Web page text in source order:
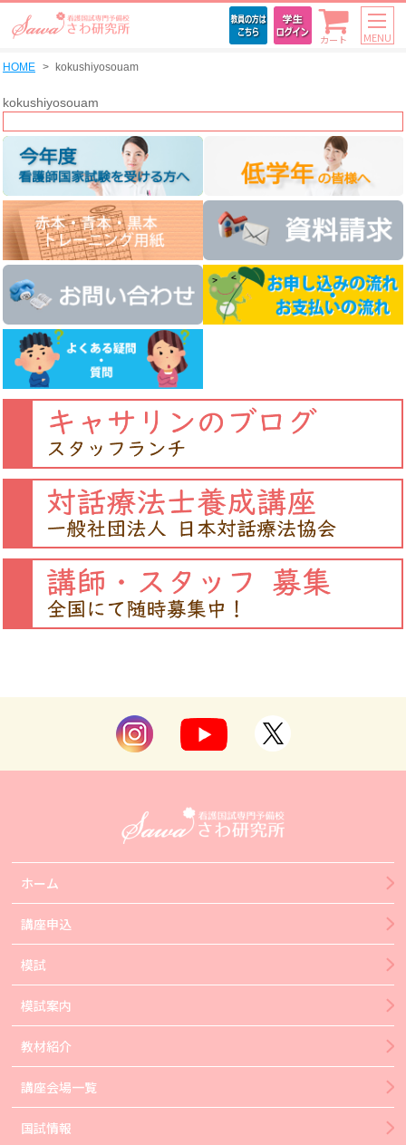
カート MENU
HOME kokushiyosouam
kokushiyosouam
ホーム
講座申込
模試
模試案内
教材紹介
講座会場一覧
国試情報